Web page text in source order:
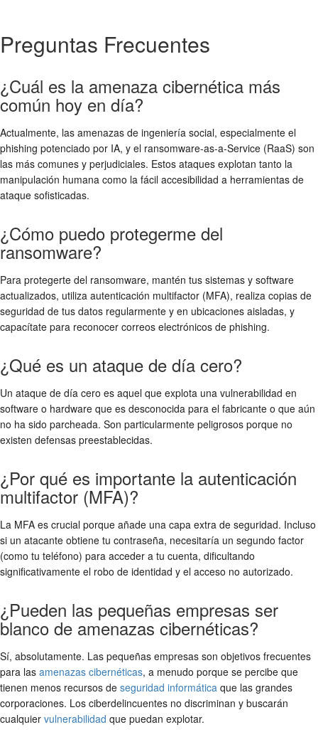
Preguntas Frecuentes
¿Cuál es la amenaza cibernética más
común hoy en día?
Actualmente, las amenazas de ingeniería social, especialmente el
phishing potenciado por IA, y el ransomware-as-a-Service (RaaS) son
las más comunes y perjudiciales. Estos ataques explotan tanto la
manipulación humana como la fácil accesibilidad a herramientas de
ataque sofisticadas.
¿Cómo puedo protegerme del
ransomware?
Para protegerte del ransomware, mantén tus sistemas y software
actualizados, utiliza autenticación multifactor (MFA), realiza copias de
seguridad de tus datos regularmente y en ubicaciones aisladas, y
capacítate para reconocer correos electrónicos de phishing.
¿Qué es un ataque de día cero?
Un ataque de día cero es aquel que explota una vulnerabilidad en
software o hardware que es desconocida para el fabricante o que aún
no ha sido parcheada. Son particularmente peligrosos porque no
existen defensas preestablecidas.
¿Por qué es importante la autenticación
multifactor (MFA)?
La MFA es crucial porque añade una capa extra de seguridad. Incluso
si un atacante obtiene tu contraseña, necesitaría un segundo factor
(como tu teléfono) para acceder a tu cuenta, dificultando
significativamente el robo de identidad y el acceso no autorizado.
¿Pueden las pequeñas empresas ser
blanco de amenazas cibernéticas?
Sí, absolutamente. Las pequeñas empresas son objetivos frecuentes
para las amenazas cibernéticas, a menudo porque se percibe que
tienen menos recursos de seguridad informática que las grandes
corporaciones. Los ciberdelincuentes no discriminan y buscarán
cualquier vulnerabilidad que puedan explotar.